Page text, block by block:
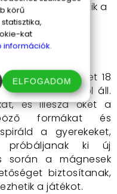
vonzóvá teszik a
kreatív
A készlet 18
golyóból áll.
és illeszd őket a
formákat és
a gyerekeket,
próbáljanak ki új
során a mágnesek
biztosítanak,
a játékot.
körű
kat
információk.
ELFOGADOM